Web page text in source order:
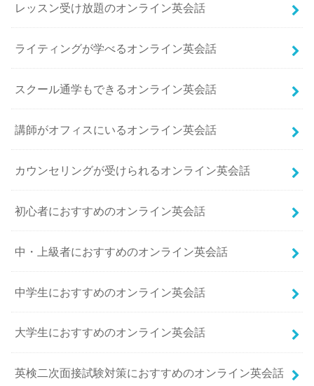
レッスン受け放題のオンライン英会話
ライティングが学べるオンライン英会話
スクール通学もできるオンライン英会話
講師がオフィスにいるオンライン英会話
カウンセリングが受けられるオンライン英会話
初心者におすすめのオンライン英会話
中・上級者におすすめのオンライン英会話
中学生におすすめのオンライン英会話
大学生におすすめのオンライン英会話
英検二次面接試験対策におすすめのオンライン英会話